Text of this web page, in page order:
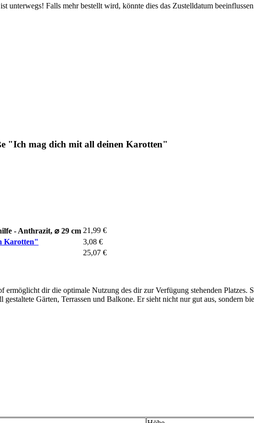
unterwegs! Falls mehr bestellt wird, könnte dies das Zustelldatum
"Ich mag dich mit all deinen Karotten"
- Anthrazit, ⌀ 29 cm 21,99 €
Karotten"
3,08 €
25,07 €
dir die optimale Nutzung des dir zur Verfügung stehenden Platzes.
Gärten, Terrassen und Balkone. Er sieht nicht nur gut aus, sondern